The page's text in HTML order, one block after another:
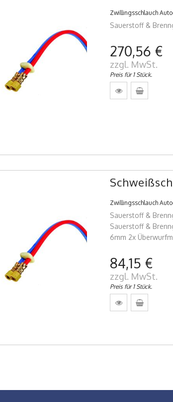
Zwillingsschlauch
Sauerstoff &
270,56 €
zzgl. MwSt.
Preis für 1 Stück.
Zwillingsschlauch
Sauerstoff &
Sauerstoff &
6mm 2x
84,15 €
zzgl. MwSt.
Preis für 1 Stück.